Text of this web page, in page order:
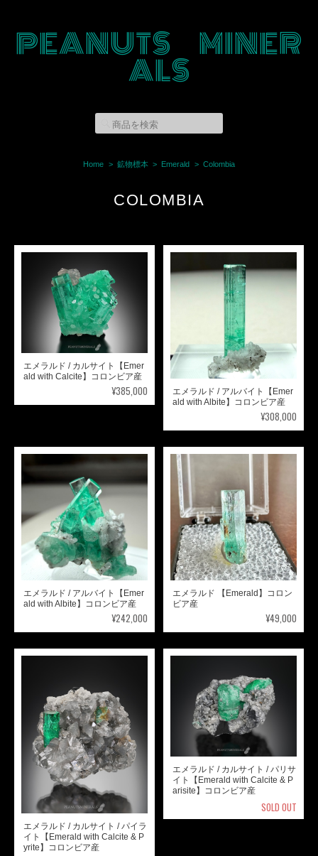
PEANUTS MINER
ALS
Home 鉱物標本 Emerald Colombia
COLOMBIA
エメラルド / カルサイト【Emer
ald with Calcite】コロンビア産
¥385,000
エメラルド / アルバイト【Emer
ald with Albite】コロンビア産
¥308,000
エメラルド / アルバイト【Emer
ald with Albite】コロンビア産
¥242,000
エメラルド 【Emerald】コロン
ビア産
¥49,000
エメラルド / カルサイト / パイラ
イト【Emerald with Calcite & P
yrite】コロンビア産
エメラルド / カルサイト / パリサ
イト【Emerald with Calcite & P
arisite】コロンビア産
SOLD OUT